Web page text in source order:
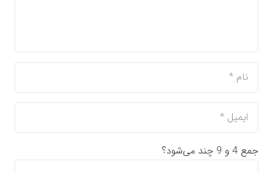
جمع 4 و 9 چند می‌شود؟